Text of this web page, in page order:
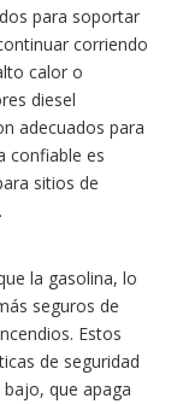
para soportar
corriendo
calor o
diesel
adecuados para
confiable es
sitios de
la gasolina, lo
seguros de
Estos
de seguridad
que apaga